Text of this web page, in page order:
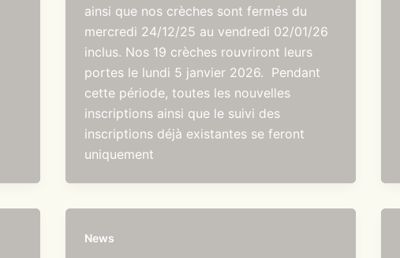
ainsi que nos crèches sont fermés du
mercredi 24/12/25 au vendredi 02/01/26
inclus. Nos 19 crèches rouvriront leurs
portes le lundi 5 janvier 2026. Pendant
cette période, toutes les nouvelles
inscriptions ainsi que le suivi des
inscriptions déjà existantes se feront
uniquement
News